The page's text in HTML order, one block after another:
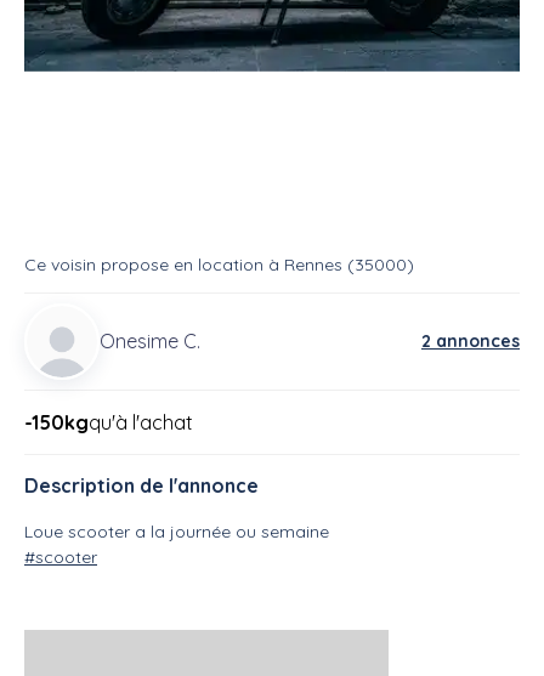
Ce voisin propose en location à Rennes (35000)
Onesime C. 2 annonces
-150kgqu'à l'achat
Description de l'annonce
Loue scooter a la journée ou semaine
#scooter